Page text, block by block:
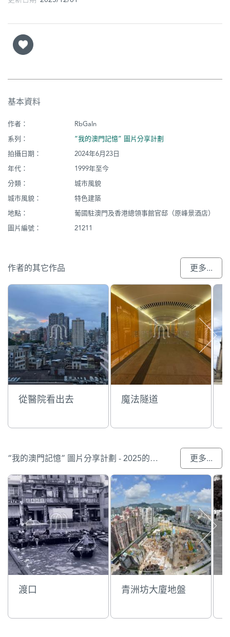
巴
街
基本資料
作者：
RbGaIn
系列：
“我的澳門記憶” 圖片分享計劃
拍攝日期：
2024年6月23日
年代：
1999年至今
分類：
城市風貌
城市風貌：
特色建築
地點：
葡國駐澳門及香港總領事館官邸（原峰景酒店）
圖片編號：
21211
作者的其它作品 更多...
從醫院看出去 魔法隧道
“我的澳門記憶” 圖片分享計劃 - 2025的入選作品 更多...
渡口 青洲坊大廈地盤